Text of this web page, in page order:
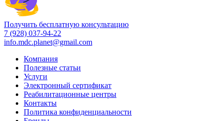
Получить бесплатную консультацию
7 (928) 037-94-22
info.mdc.planet@gmail.com
Компания
Полезные статьи
Услуги
Электронный сертификат
Реабилитационные центры
Контакты
Политика конфиденциальности